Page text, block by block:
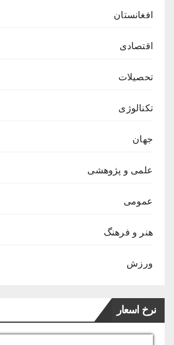
افغانستان
اقتصادی
تحصیلات
تکنالوژی
جهان
علمی و پژوهشی
عمومی
هنر و فرهنگ
ورزش
نرخ اسعار